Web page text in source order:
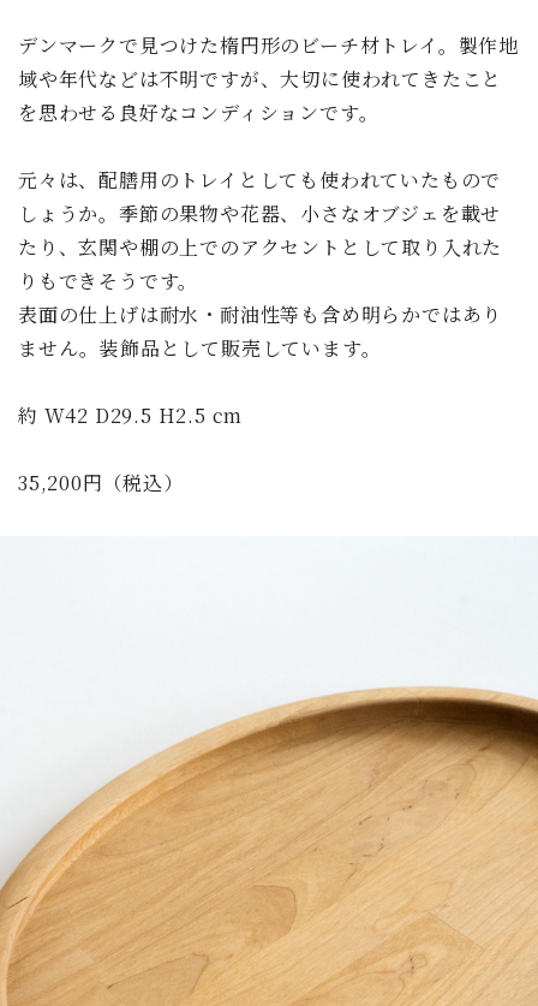
デンマークで見つけた楕円形のビーチ材トレイ。製作地
域や年代などは不明ですが、大切に使われてきたこと
を思わせる良好なコンディションです。
元々は、配膳用のトレイとしても使われていたもので
しょうか。季節の果物や花器、小さなオブジェを載せ
たり、玄関や棚の上でのアクセントとして取り入れた
りもできそうです。
表面の仕上げは耐水・耐油性等も含め明らかではあり
ません。装飾品として販売しています。
約 W42 D29.5 H2.5 cm
35,200円（税込）